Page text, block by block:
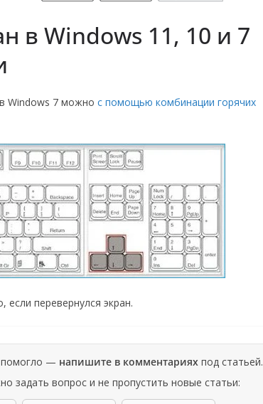
в Windows 11, 10 и 7
Windows 7 можно с помощью комбинации горячих
если перевернулся экран.
помогло — напишите в комментариях под статьей.
задать вопрос и не пропустить новые статьи: